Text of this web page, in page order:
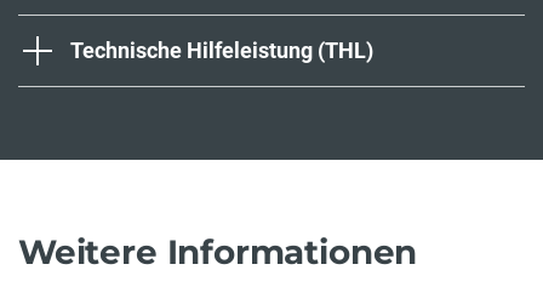
Technische Hilfeleistung (THL)
Weitere Informationen